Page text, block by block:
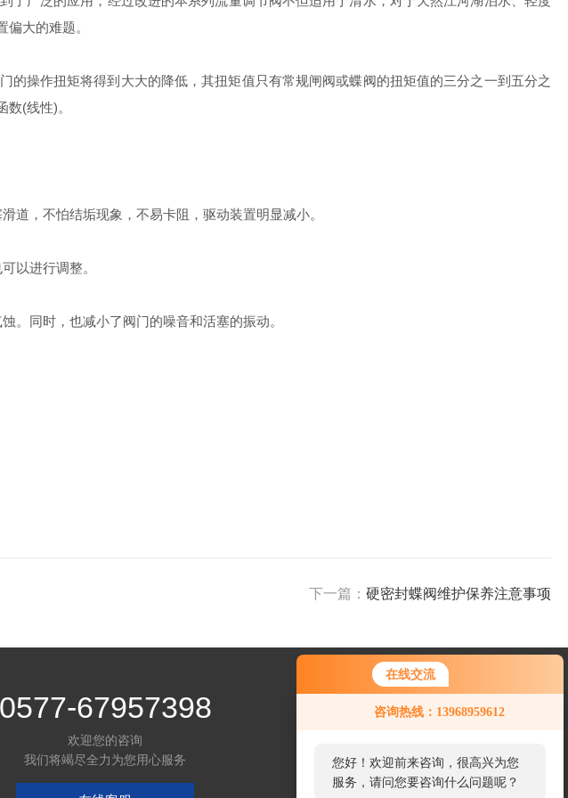
在线交流
咨询热线：13968959612
您好！欢迎前来咨询，很高兴为您
服务，请问您要咨询什么问题呢？
大的难题。
操作扭矩将得到大大的降低，其扭矩值只有常规闸阀或蝶阀的扭矩值的三分之一到五分之
(线性)。
，不怕结垢现象，不易卡阻，驱动装置明显减小。
以进行调整。
同时，也减小了阀门的噪音和活塞的振动。
下一篇：​硬密封蝶阀维护保养注意事项
0577-67957398
欢迎您的咨询
我们将竭尽全力为您用心服务
关注微信